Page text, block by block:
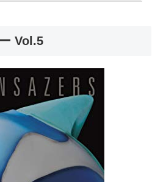
Vol.5